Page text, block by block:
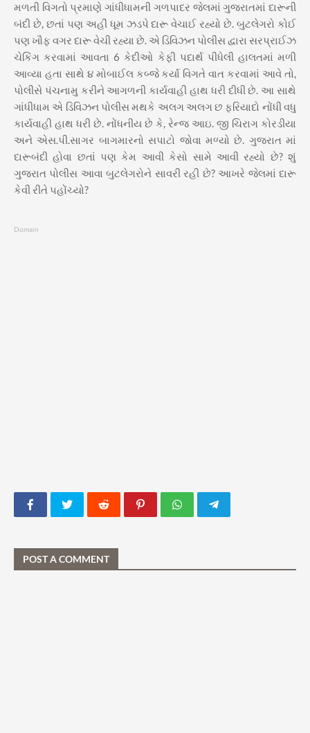
મળતી વિગતો પ્રમાણે ગાંધીધામની ગળપાદર જેલમાં ગુજરાતમાં દારૂની
બંદી છે, છતાં પણ અહીં ધૂમ ઝડપે દારૂ વેચાઈ રહ્યો છે. બુટલેગરો કોઈ
પણ ખૌફ વગર દારૂ વેચી રહ્યા છે. એ ડિવિઝન પોલીસ દ્વારા સરપ્રાઈઝ
ચેકિંગ કરવામાં આવતા 6 કેદીઓ કેફી પદાર્થ પીધેલી હાલતમાં મળી
આવ્યા હતા સાથે ૪ મોબાઈલ કબ્જે કર્યા વિગતે વાત કરવામાં આવે તો,
પોલીસે પંચનામુ કરીને આગળની કાર્યવાહી હાથ ધરી દીધી છે. આ સાથે
ગાંધીધામ એ ડિવિઝન પોલીસ મથકે અલગ અલગ છ ફરિયાદો નોંધી વધુ
કાર્યવાહી હાથ ધરી છે. નોંધનીય છે કે, રેન્જ આઇ. જી ચિરાગ કોરડીયા
અને એસ.પી.સાગર બાગમારનો સપાટો જોવા મળ્યો છે. ગુજરાત માં
દારૂબંદી હોવા છતાં પણ કેમ આવી કેસો સામે આવી રહ્યો છે? શું
ગુજરાત પોલીસ આવા બુટલેગરોને સાવરી રહી છે? આખરે જેલમાં દારૂ
કેવી રીતે પહોંચ્યો?
Domain
POST A COMMENT